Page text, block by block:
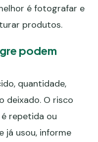
é fotografar e
produtos.
podem
quantidade,
deixado. O risco
repetida ou
já usou, informe